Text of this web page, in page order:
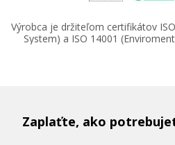
Výrobca je držiteľom certifikátov
System) a ISO 14001
Zaplaťte, ako